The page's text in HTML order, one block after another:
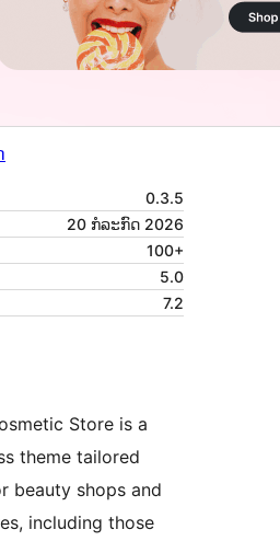
0.3.5
20 ກໍລະກົດ 2026
100+
5.0
7.2
Store is a
theme tailored
beauty shops and
including those